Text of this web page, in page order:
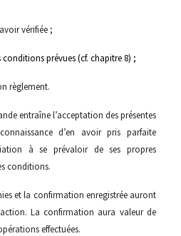
vérifiée ;
prévues (cf. chapitre 8) ;
règlement.
entraîne l’acceptation des présentes
d’en avoir pris parfaite
à se prévaloir de ses propres
conditions.
et la confirmation enregistrée auront
La confirmation aura valeur de
effectuées.